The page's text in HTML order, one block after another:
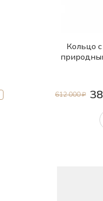
Кольцо
612 000 ₽